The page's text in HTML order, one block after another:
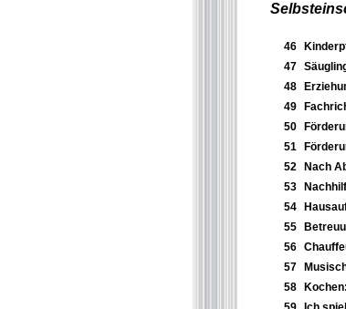
46
47
48
49
50
51
52
Nach
53
54
55
56
57
58
Kochen: